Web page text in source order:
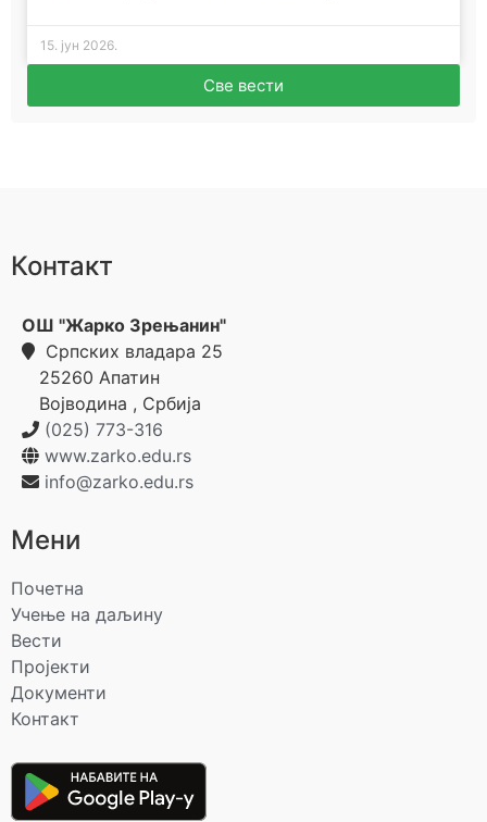
15. јун 2026.
Све вести
Контакт
ОШ "Жарко Зрењанин"
Српских владара 25
25260 Апатин
Војводина , Србија
(025) 773-316
www.zarko.edu.rs
info@zarko.edu.rs
Мени
Почетна
Учење на даљину
Вести
Пројекти
Документи
Контакт